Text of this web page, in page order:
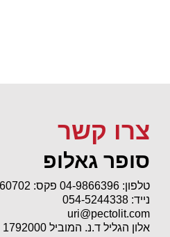
צרו קשר
סופר גאלופ
טלפון: 04-9866396
פקס: 04-9860702
נייד: 054-5244338
uri@pectolit.com
אלון הגליל ד.נ. המוביל 1792000